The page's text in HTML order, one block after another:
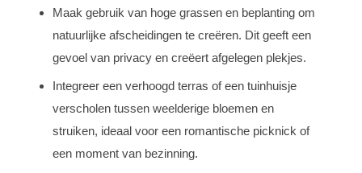
Maak gebruik van hoge grassen en beplanting om
natuurlijke afscheidingen te creëren. Dit geeft een
gevoel van privacy en creëert afgelegen plekjes.
Integreer een verhoogd terras of een tuinhuisje
verscholen tussen weelderige bloemen en
struiken, ideaal voor een romantische picknick of
een moment van bezinning.